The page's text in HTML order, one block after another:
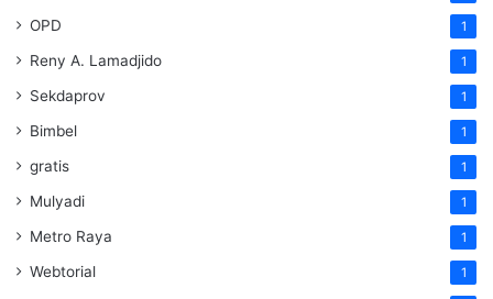
OPD 1
Reny A. Lamadjido 1
Sekdaprov 1
Bimbel 1
gratis 1
Mulyadi 1
Metro Raya 1
Webtorial 1